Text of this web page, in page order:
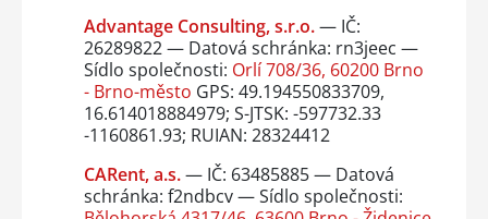
Advantage Consulting, s.r.o.— IČ:
26289822 — Datová schránka: rn3jeec —
Sídlo společnosti: Orlí 708/36, 60200 Brno
- Brno-město GPS: 49.194550833709,
16.614018884979; S-JTSK: -597732.33
-1160861.93; RUIAN: 28324412
CARent, a.s.— IČ: 63485885 — Datová
schránka: f2ndbcv — Sídlo společnosti: